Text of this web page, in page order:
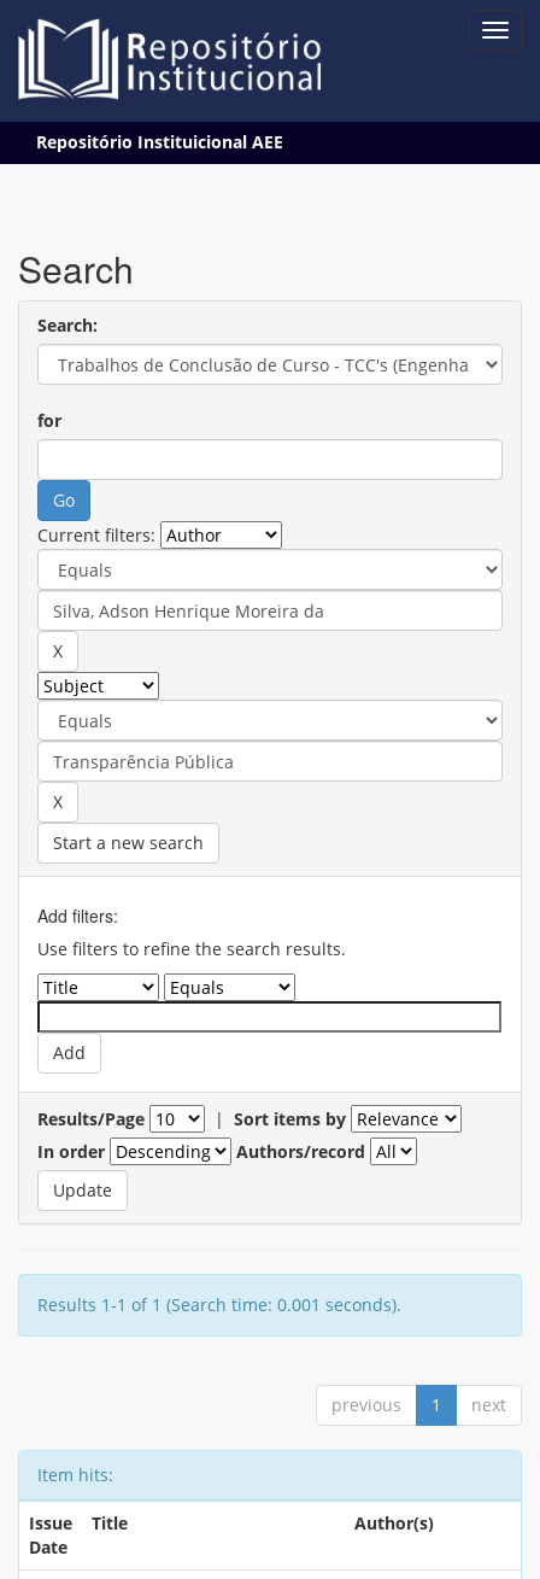
navigation
Repositório Instituicional AEE
Search
Search:
for
Current filters:
Start a new search
Add filters:
Use filters to refine the search results.
Results/Page | Sort items by
In order
Authors/record
Results 1-1 of 1 (Search time: 0.001 seconds).
previous 1 next
Item hits:
Issue
Date
Title Author(s)